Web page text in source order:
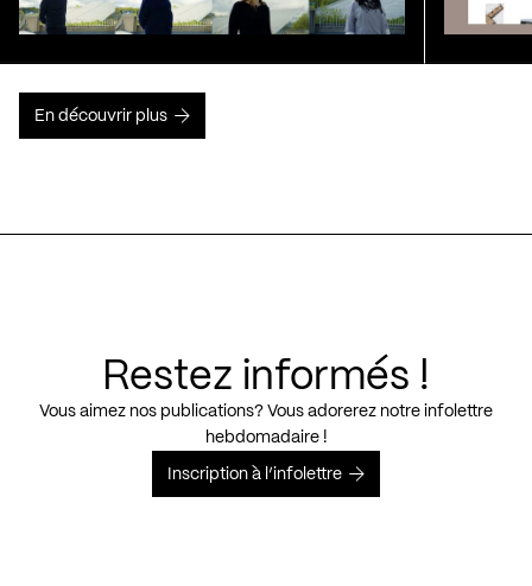
En découvrir plus
Restez informés !
Vous aimez nos publications? Vous adorerez notre infolettre
hebdomadaire !
Inscription à l’infolettre